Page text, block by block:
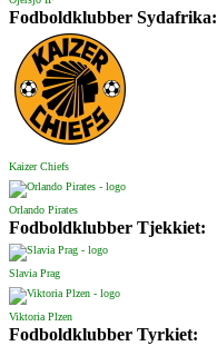
Fodboldklubber Sydafrika:
Kaizer Chiefs
Orlando Pirates
Fodboldklubber Tjekkiet:
Slavia Prag
Viktoria Plzen
Fodboldklubber Tyrkiet: